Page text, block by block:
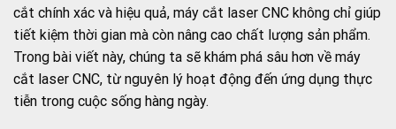
cắt chính xác và hiệu quả, máy cắt laser CNC không chỉ giúp
tiết kiệm thời gian mà còn nâng cao chất lượng sản phẩm.
Trong bài viết này, chúng ta sẽ khám phá sâu hơn về máy
cắt laser CNC, từ nguyên lý hoạt động đến ứng dụng thực
tiễn trong cuộc sống hàng ngày.